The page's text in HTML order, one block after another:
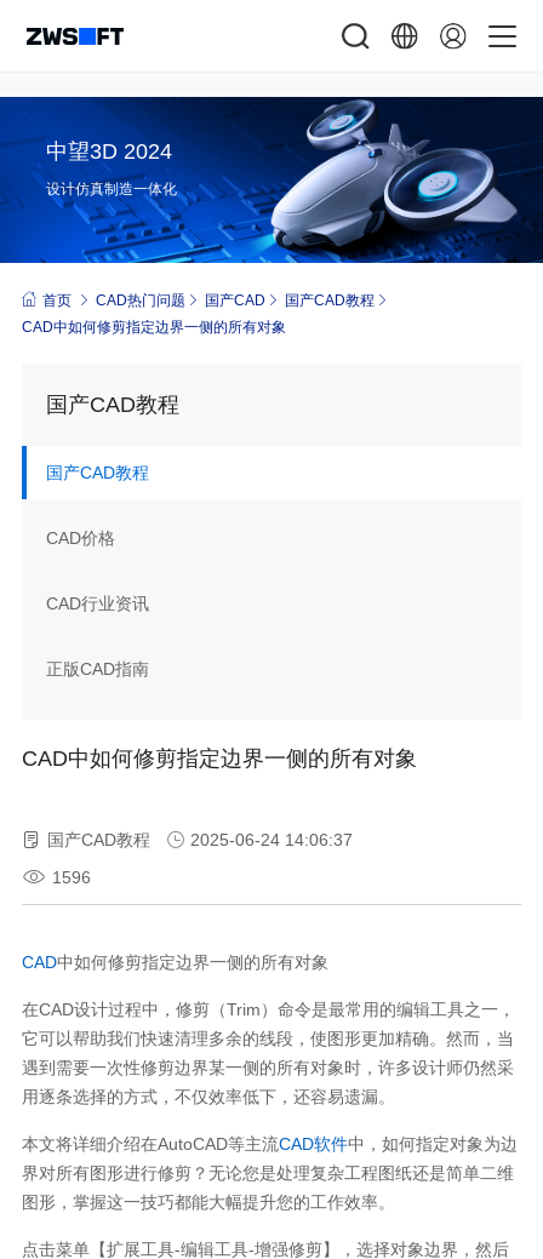
中望3D 2024
设计仿真制造一体化
首页 CAD热门问题 国产CAD
国产CAD教程
CAD中如何修剪指定边界一侧的所有对象
国产CAD教程
国产CAD教程
CAD价格
CAD行业资讯
正版CAD指南
CAD中如何修剪指定边界一侧的所有对象
国产CAD教程
2025-06-24 14:06:37
1596
CAD中如何修剪指定边界一侧的所有对象
在CAD设计过程中，修剪（Trim）命令是最常用的编辑工具之一，
它可以帮助我们快速清理多余的线段，使图形更加精确。然而，当
遇到需要一次性修剪边界某一侧的所有对象时，许多设计师仍然采
用逐条选择的方式，不仅效率低下，还容易遗漏。
本文将详细介绍在AutoCAD等主流CAD软件中，如何指定对象为边
界对所有图形进行修剪？无论您是处理复杂工程图纸还是简单二维
图形，掌握这一技巧都能大幅提升您的工作效率。
点击菜单【扩展工具-编辑工具-增强修剪】，选择对象边界，然后